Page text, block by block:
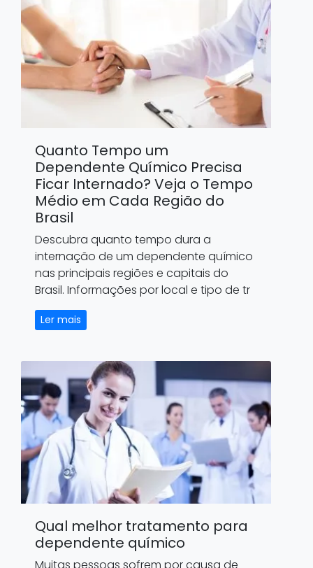
Quanto Tempo um
Dependente Químico Precisa
Ficar Internado? Veja o Tempo
Médio em Cada Região do
Brasil
Descubra quanto tempo dura a
internação de um dependente químico
nas principais regiões e capitais do
Brasil. Informações por local e tipo de tr
Ler mais
Qual melhor tratamento para
dependente químico